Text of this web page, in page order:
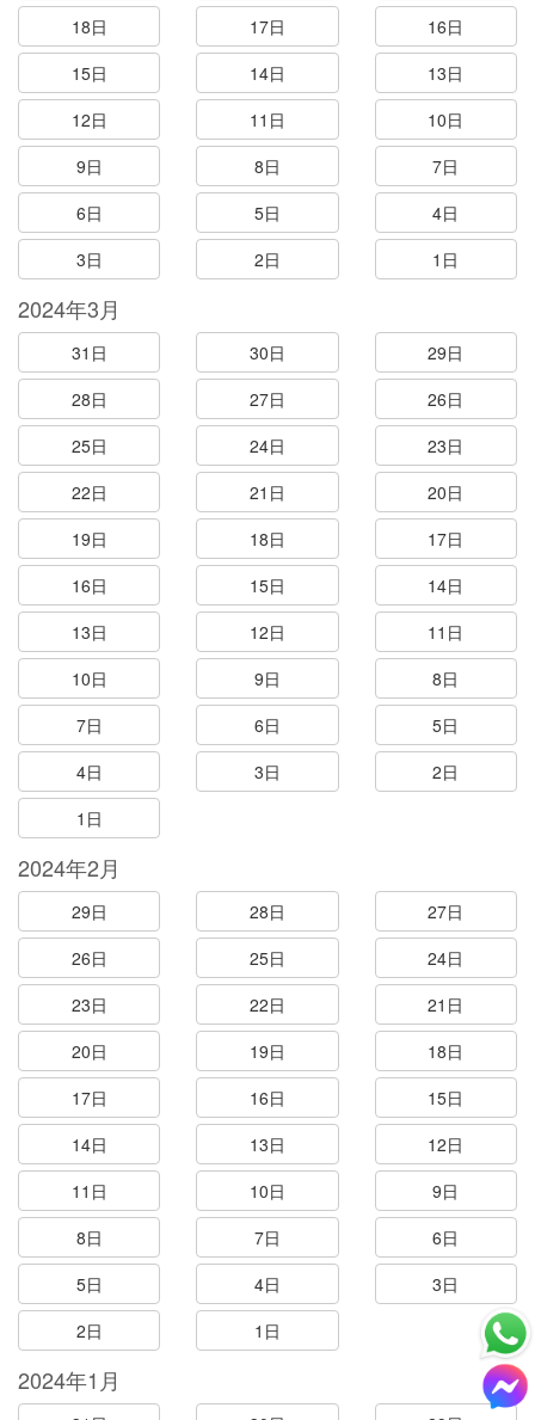
18日
17日
16日
15日
14日
13日
12日
11日
10日
9日
8日
7日
6日
5日
4日
3日
2日 1日
2024年3月
31日 30日
29日
28日
27日
26日
25日
24日
23日
22日
21日
20日
19日
18日
17日
16日
15日
14日
13日
12日
11日
10日
9日
8日
7日
6日
5日
4日
3日
2日
1日
2024年2月
29日 28日
27日
26日
25日
24日
23日
22日
21日
20日
19日
18日
17日
16日
15日
14日
13日
12日
11日
10日
9日
8日
7日
6日
5日
4日
3日
2日
1日
2024年1月